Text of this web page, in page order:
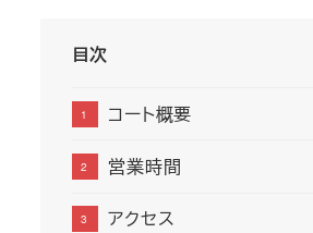
目次
コート概要
営業時間
アクセス